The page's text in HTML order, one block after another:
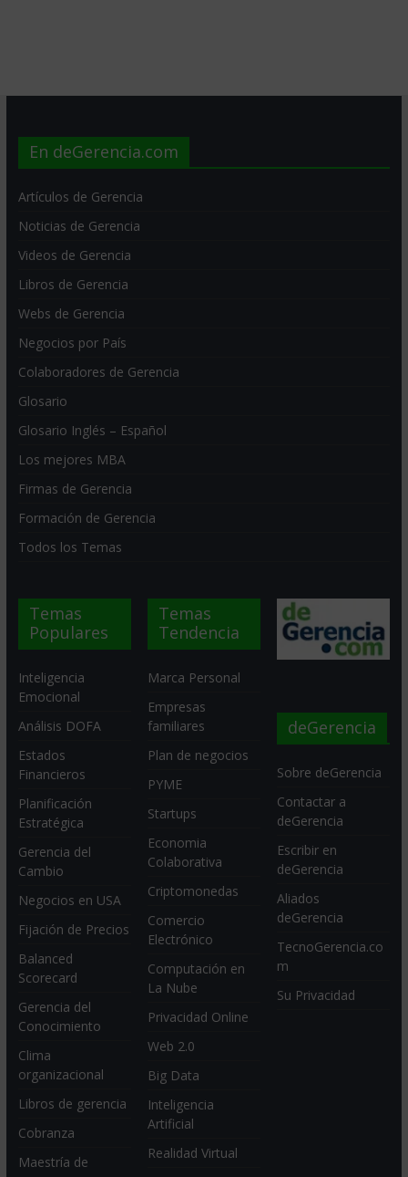
En deGerencia.com
Artículos de Gerencia
Noticias de Gerencia
Videos de Gerencia
Libros de Gerencia
Webs de Gerencia
Negocios por País
Colaboradores de Gerencia
Glosario
Glosario Inglés – Español
Los mejores MBA
Firmas de Gerencia
Formación de Gerencia
Todos los Temas
Temas
Populares
Inteligencia
Emocional
Análisis DOFA
Estados
Financieros
Planificación
Estratégica
Gerencia del
Cambio
Negocios en USA
Fijación de Precios
Balanced
Scorecard
Gerencia del
Conocimiento
Clima
organizacional
Libros de gerencia
Cobranza
Maestría de
Temas
Tendencia
Marca Personal
Empresas
familiares
Plan de negocios
PYME
Startups
Economia
Colaborativa
Criptomonedas
Comercio
Electrónico
Computación en
La Nube
Privacidad Online
Web 2.0
Big Data
Inteligencia
Artificial
Realidad Virtual
deGerencia
Sobre deGerencia
Contactar a
deGerencia
Escribir en
deGerencia
Aliados
deGerencia
TecnoGerencia.co
m
Su Privacidad